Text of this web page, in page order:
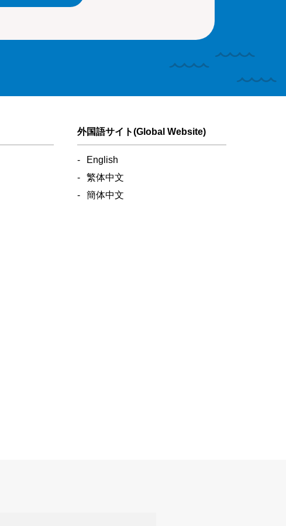
外国語サイト(Global Website)
English
繁体中文
簡体中文